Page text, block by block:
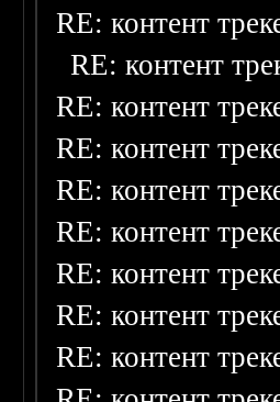
RE: контент
RE: контент
RE: контент
RE: контент
RE: контент
RE: контент
RE: контент
RE: контент
RE: контент